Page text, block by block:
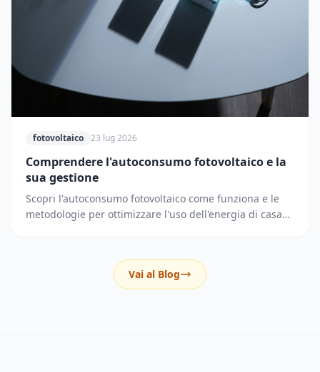
fotovoltaico 23 lug 2026
Comprendere l'autoconsumo fotovoltaico e la
sua gestione
Scopri l'autoconsumo fotovoltaico come funziona e le
metodologie per ottimizzare l'uso dell'energia di casa
Vai al Blog